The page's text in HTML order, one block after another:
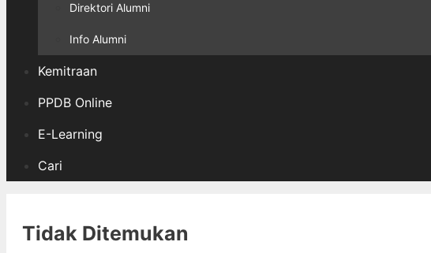
Direktori Alumni
Info Alumni
Kemitraan
PPDB Online
E-Learning
Cari
Tidak Ditemukan